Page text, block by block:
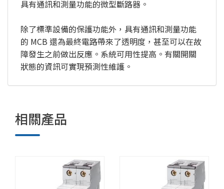
具有通訊和測量功能的微型斷路器。
除了標準設備的保護功能外，具有通訊和測量功能
的 MCB 還為最終電路帶來了透明度，甚至可以在故
障發生之前做出反應。系統可用性提高。有關開關
狀態的資訊可實現預測性維護。
相關產品